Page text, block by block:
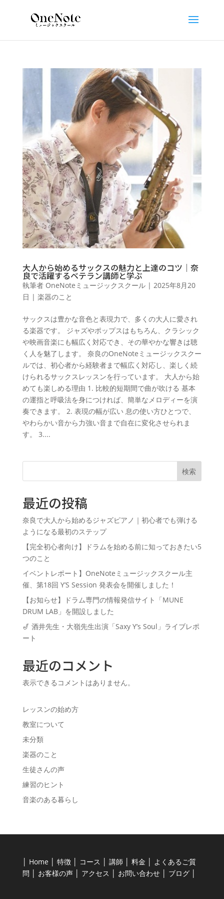
大人から始めるサックスの魅力と上達のコツ｜奈
良で活躍するベテラン講師と学ぶ
執筆者 OneNoteミュージックスクール| 2025年8月20
日 | 楽器のこと
サックスは豊かな音色と表現力で、多くの大人に愛され
る楽器です。 ジャズやポップスはもちろん、クラシック
や映画音楽にも幅広く対応でき、その華やかな響きは聴
く人を魅了します。 奈良のOneNoteミュージックスクー
ルでは、初心者から経験者まで幅広く対応し、楽しく続
けられるサックスレッスンを行っています。 大人から始
めても楽しめる理由 1. 比較的短期間で曲が吹ける 基本
の運指と呼吸法を身につければ、簡単なメロディーを演
奏できます。 2. 表現の幅が広い 息の使い方ひとつで、
やわらかい音から力強い音まで自在に変化させられま
す。 3....
検索
最近の投稿
奈良で大人から始めるジャズピアノ｜初心者でも弾ける
ようになる最初のステップ
【完全初心者向け】ドラムを始める前に知っておきたい5
つのこと
イベントレポート】OneNoteミュージックスクール主
催、第18回 Y’S Session 発表会を開催しました！
【お知らせ】ドラム専門の情報発信サイト「MUNE
DRUM LAB」を開設しました
🎷 酒井先生・大嶺先生出演「Saxy Y’s Soul」ライブレポ
ート
最近のコメント
表示できるコメントはありません。
レッスンの始め方
教室について
未分類
楽器のこと
生徒さんの声
練習のヒント
音楽のある暮らし
Home│ 特徴│ コース 講師 料金
よくあるご質
問
お客様の声│ アクセス お問い合わせ│ ブログ│